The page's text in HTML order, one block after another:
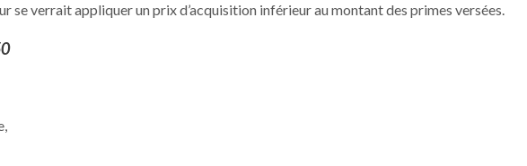
se verrait appliquer un prix d’acquisition inférieur au montant des primes versées.